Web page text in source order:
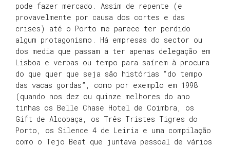
pode fazer mercado. Assim de repente (e
provavelmente por causa dos cortes e das
crises) até o Porto me parece ter perdido
algum protagonismo. Há empresas do sector ou
dos media que passam a ter apenas delegação em
Lisboa e verbas ou tempo para saírem à procura
do que quer que seja são histórias “do tempo
das vacas gordas”, como por exemplo em 1998
(quando nos dez ou quinze melhores do ano
tinhas os Belle Chase Hotel de Coimbra, os
Gift de Alcobaça, os Três Tristes Tigres do
Porto, os Silence 4 de Leiria e uma compilação
como o Tejo Beat que juntava pessoal de vários